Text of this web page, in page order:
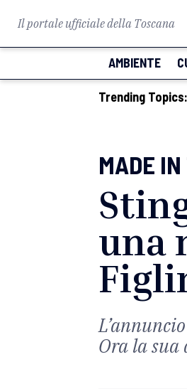
Il portale ufficiale della Toscana
AMBIENTE
Trending Topics:
MADE
una
Ora la sua